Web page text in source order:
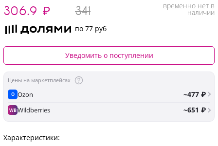
306.9 ₽ 341 временно нет в
наличии
по 77 руб
Уведомить о поступлении
Цены на маркетплейсах
O Ozon ~477 ₽
WBWildberries ~651 ₽
Характеристики: